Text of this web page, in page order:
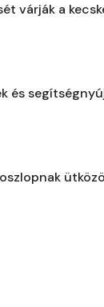
várják a
és